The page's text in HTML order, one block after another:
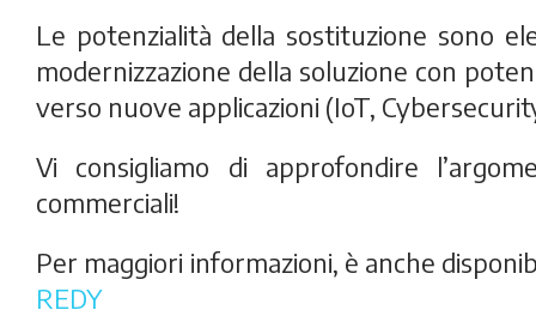
Le potenzialità della sostituzione sono
modernizzazione della soluzione con
verso nuove applicazioni (IoT,
Vi consigliamo di approfondire
commerciali!
Per maggiori informazioni, è anche
REDY